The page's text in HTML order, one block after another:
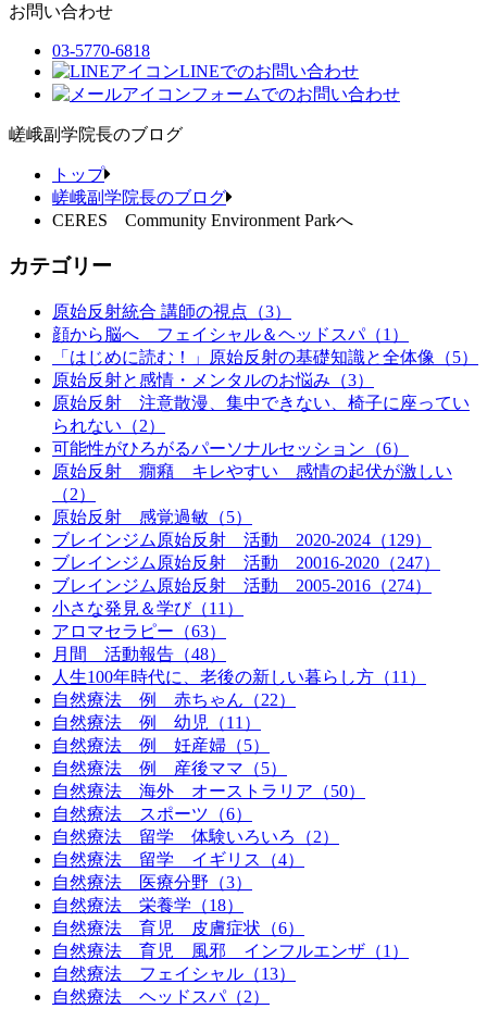
お問い合わせ
03-5770-6818
LINEでのお問い合わせ
フォームでのお問い合わせ
嵯峨副学院長のブログ
トップ
嵯峨副学院長のブログ
CERES Community Environment Parkへ
カテゴリー
原始反射統合 講師の視点（3）
顔から脳へ フェイシャル＆ヘッドスパ（1）
「はじめに読む！」原始反射の基礎知識と全体像（5）
原始反射と感情・メンタルのお悩み（3）
原始反射 注意散漫、集中できない、椅子に座ってい
られない（2）
可能性がひろがるパーソナルセッション（6）
原始反射 癇癪 キレやすい 感情の起伏が激しい
（2）
原始反射 感覚過敏（5）
ブレインジム原始反射 活動 2020-2024（129）
ブレインジム原始反射 活動 20016-2020（247）
ブレインジム原始反射 活動 2005-2016（274）
小さな発見＆学び（11）
アロマセラピー（63）
月間 活動報告（48）
人生100年時代に、老後の新しい暮らし方（11）
自然療法 例 赤ちゃん（22）
自然療法 例 幼児（11）
自然療法 例 妊産婦（5）
自然療法 例 産後ママ（5）
自然療法 海外 オーストラリア（50）
自然療法 スポーツ（6）
自然療法 留学 体験いろいろ（2）
自然療法 留学 イギリス（4）
自然療法 医療分野（3）
自然療法 栄養学（18）
自然療法 育児 皮膚症状（6）
自然療法 育児 風邪 インフルエンザ（1）
自然療法 フェイシャル（13）
自然療法 ヘッドスパ（2）